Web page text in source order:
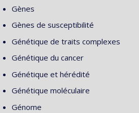
Gènes
Gènes de susceptibilité
Génétique de traits complexes
Génétique du cancer
Génétique et hérédité
Génétique moléculaire
Génome